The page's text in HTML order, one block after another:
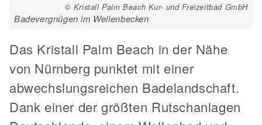
© Kristall Palm Beach Kur- und Freizeitbad GmbH
Badevergnügen im Wellenbecken
Das Kristall Palm Beach in der Nähe
von Nürnberg punktet mit einer
abwechslungsreichen Badelandschaft.
Dank einer der größten Rutschanlagen